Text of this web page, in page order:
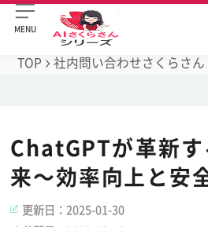
MENU
TOP 社内問い合わせさくらさん
ChatGPTが革新
来～効率向上と安
更新日：2025-01-30